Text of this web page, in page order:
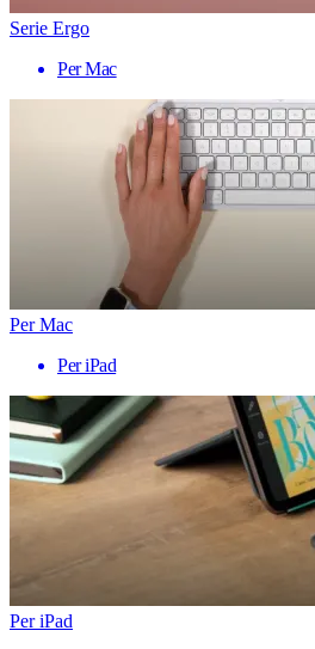
Serie Ergo
Per Mac
Per Mac
Per iPad
Per iPad